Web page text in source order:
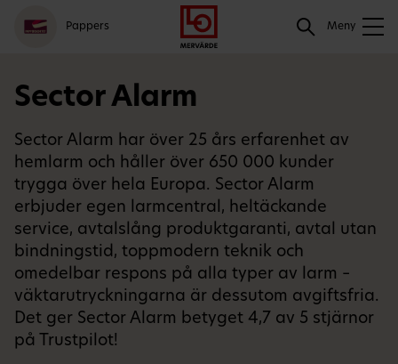
Gå
till
meny
Logga
in
Hoppa
till
innehåll
Pappers Meny
Sök
Sector Alarm
Sector Alarm har över 25 års erfarenhet av
hemlarm och håller över 650 000 kunder
trygga över hela Europa. Sector Alarm
erbjuder egen larmcentral, heltäckande
service, avtalslång produktgaranti, avtal utan
bindningstid, toppmodern teknik och
omedelbar respons på alla typer av larm –
väktarutryckningarna är dessutom avgiftsfria.
Det ger Sector Alarm betyget 4,7 av 5 stjärnor
på Trustpilot!